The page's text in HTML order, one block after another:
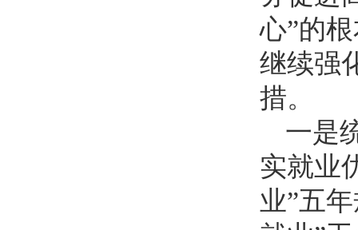
心”的
继续强
措。
一是
实就业
业”五